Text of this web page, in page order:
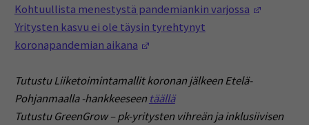
Kohtuullista menestystä pandemiankin varjossa
Yritysten kasvu ei ole täysin tyrehtynyt
koronapandemian aikana
Tutustu Liiketoimintamallit koronan jälkeen Etelä-
Pohjanmaalla -hankkeeseentäällä
Tutustu GreenGrow – pk-yritysten vihreän ja inklusiivisen